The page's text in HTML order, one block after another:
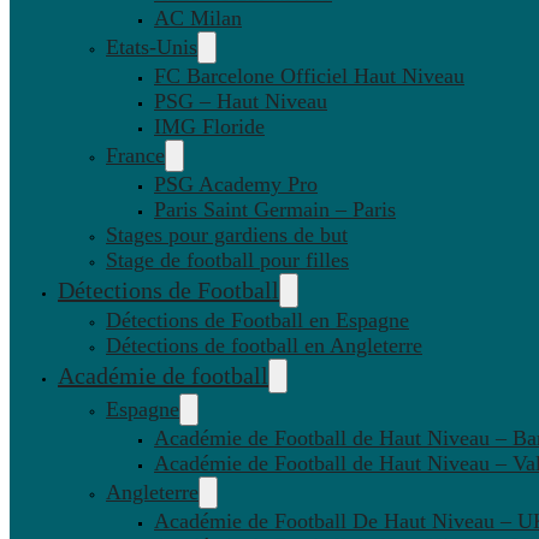
AC Milan
Etats-Unis
FC Barcelone Officiel Haut Niveau
PSG – Haut Niveau
IMG Floride
France
PSG Academy Pro
Paris Saint Germain – Paris
Stages pour gardiens de but
Stage de football pour filles
Détections de Football
Détections de Football en Espagne
Détections de football en Angleterre
Académie de football
Espagne
Académie de Football de Haut Niveau –
Académie de Football de Haut Niveau –
Angleterre
Académie de Football De Haut Niveau –